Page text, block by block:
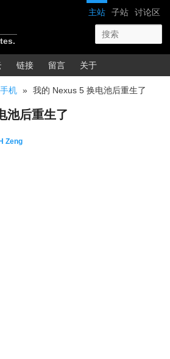
网站导航
主站 子站 讨论区
链接 留言 关于
机 » 我的 Nexus 5 换电池后重生了
池后重生了
H Zeng